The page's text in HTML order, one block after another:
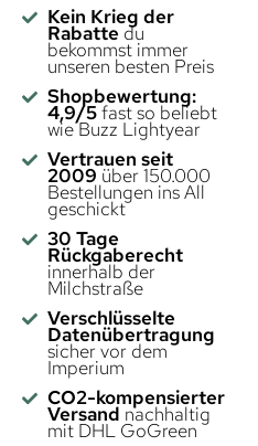
Kein Krieg der
Rabatte du
bekommst immer
unseren besten Preis
Shopbewertung:
4,9/5fast so beliebt
wie Buzz Lightyear
Vertrauen seit
2009 über 150.000
Bestellungen ins All
geschickt
30 Tage
Rückgaberecht
innerhalb der
Milchstraße
Verschlüsselte
Datenübertragung
sicher vor dem
Imperium
CO2-kompensierter
Versand nachhaltig
mit DHL GoGreen